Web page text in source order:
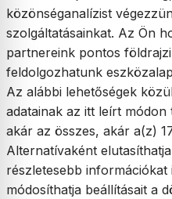
közönséganalízist
szolgáltatásainkat. Az Ön
partnereink pontos
feldolgozhatunk
Az alábbi lehetőségek
adatainak az itt leírt
akár az összes, akár a(z)
Alternatívaként
részletesebb információkat
módosíthatja beállításait a